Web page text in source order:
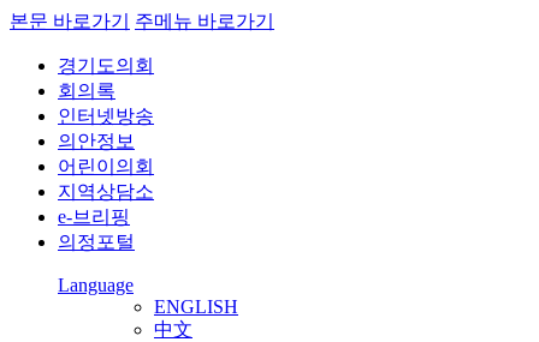
본문 바로가기 주메뉴 바로가기
경기도의회
회의록
인터넷방송
의안정보
어린이의회
지역상담소
e-브리핑
의정포털
Language
ENGLISH
中文